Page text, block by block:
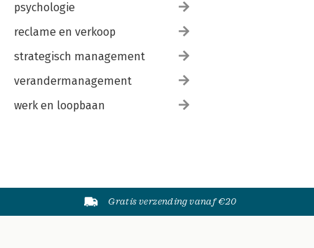
psychologie
reclame en verkoop
strategisch management
verandermanagement
werk en loopbaan
Gratis verzending vanaf €20